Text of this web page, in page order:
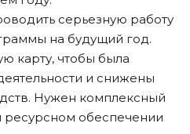
серьезную работу
на будущий год.
карту, чтобы была
и снижены
Нужен комплексный
обеспечении